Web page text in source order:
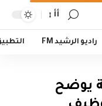
أأ
راديو الرشيد FM
يوضح